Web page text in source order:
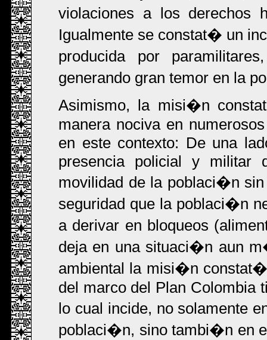
violaciones a los derechos
Igualmente se constat� un
producida por
generando gran temor en la
Asimismo, la misi�n
manera nociva en
en este contexto: De una
presencia policial y
movilidad de la poblaci�n
seguridad que la poblaci�n
a derivar en bloqueos
deja en una situaci�n aun
ambiental la misi�n constat�
del marco del Plan Colombia
lo cual incide, no solamente
poblaci�n, sino tambi�n en